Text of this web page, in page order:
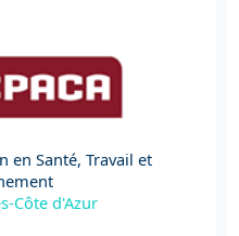
en Santé, Travail et
Côte d'Azur